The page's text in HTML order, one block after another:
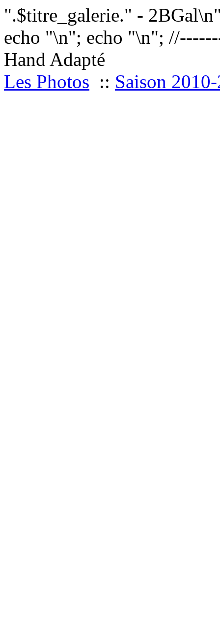
".$titre_galerie." -
echo "\n"; echo "\n";
Hand Adapté
Les Photos :: Saison